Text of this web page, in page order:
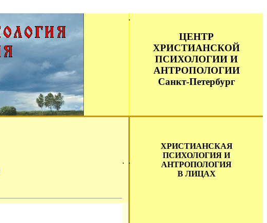
ЦЕНТР
ХРИСТИАНСКОЙ
ПСИХОЛОГИИ И
АНТРОПОЛОГИИ
Санкт-Петербург
ХРИСТИАНСКАЯ
ПСИХОЛОГИЯ И
АНТРОПОЛОГИЯ
В ЛИЦАХ